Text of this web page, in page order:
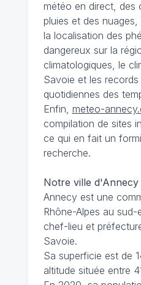
météo en direct, des
pluies et des
la localisation des
dangereux sur la
climatologiques, le
Savoie et les
quotidiennes des
Enfin, meteo-
compilation de sites
ce qui en fait un
recherche.
Notre ville d'Annecy
Annecy est une
Rhône-Alpes au sud-
chef-lieu et
Savoie.
Sa superficie est de
altitude située entre